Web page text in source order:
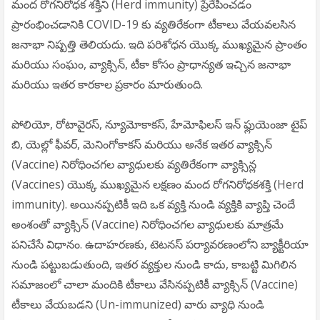
మంద రోగనిరోధక శక్తిని (Herd immunity) ప్రేరేపించడం
ప్రారంభించడానికి COVID-19 కు వ్యతిరేకంగా టీకాలు వేయవలసిన
జనాభా నిష్పత్తి తెలియదు. ఇది పరిశోధన యొక్క ముఖ్యమైన ప్రాంతం
మరియు సంఘం, వ్యాక్సిన్, టీకా కోసం ప్రాధాన్యత ఇచ్చిన జనాభా
మరియు ఇతర కారకాల ప్రకారం మారుతుంది.
పోలియో, రోటావైరస్, న్యూమోకాకస్, హేమోఫిలస్ ఇన్ ఫ్లుయెంజా టైప్
బి, యెల్లో ఫీవర్, మెనింగోకాకస్ మరియు అనేక ఇతర వ్యాక్సిన్
(Vaccine) నిరోధించగల వ్యాధులకు వ్యతిరేకంగా వ్యాక్సిన్ల
(Vaccines) యొక్క ముఖ్యమైన లక్షణం మంద రోగనిరోధకశక్తి (Herd
immunity). అయినప్పటికీ ఇది ఒక వ్యక్తి నుండి వ్యక్తికి వ్యాప్తి చెందే
అంశంతో వ్యాక్సిన్ (Vaccine) నిరోధించగల వ్యాధులకు మాత్రమే
పనిచేసే విధానం. ఉదాహరణకు, టెటనస్ పర్యావరణంలోని బ్యాక్టీరియా
నుండి పట్టుబడుతుంది, ఇతర వ్యక్తుల నుండి కాదు, కాబట్టి మిగిలిన
సమాజంలో చాలా మందికి టీకాలు వేసినప్పటికీ వ్యాక్సిన్ (Vaccine)
టీకాలు వేయబడని (Un-immunized) వారు వ్యాధి నుండి